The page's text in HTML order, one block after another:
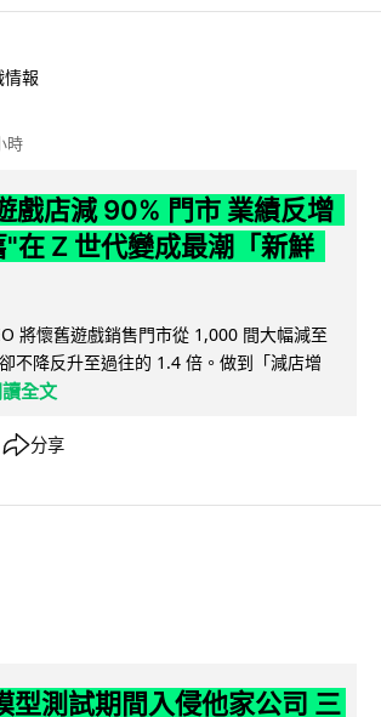
情報
時
戲店減 90% 門市 業績反增
"在 Z 世代變成最潮「新鮮
將懷舊遊戲銷售門市從 1,000 間大幅減至
不降反升至過往的 1.4 倍。做到「減店增
全文
分享
型測試期間入侵他家公司 三